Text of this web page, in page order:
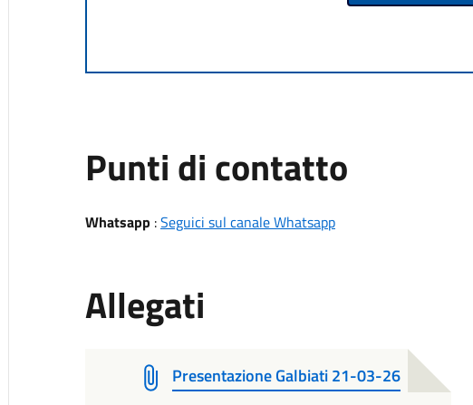
Punti di contatto
Whatsapp :Seguici sul canale Whatsapp
Allegati
Presentazione Galbiati 21-03-26